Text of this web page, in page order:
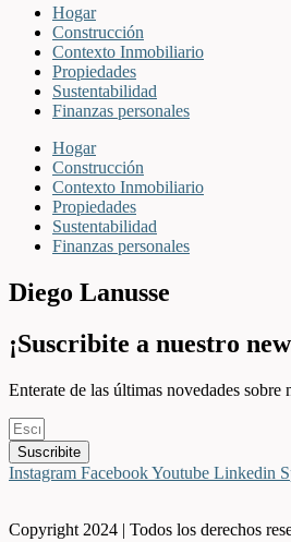
Hogar
Construcción
Contexto Inmobiliario
Propiedades
Sustentabilidad
Finanzas personales
Hogar
Construcción
Contexto Inmobiliario
Propiedades
Sustentabilidad
Finanzas personales
Diego Lanusse
¡Suscribite a nuestro
Enterate de las últimas novedades
Suscribite
Instagram FacebookYoutube Linkedin
Copyright 2024 | Todos los derechos